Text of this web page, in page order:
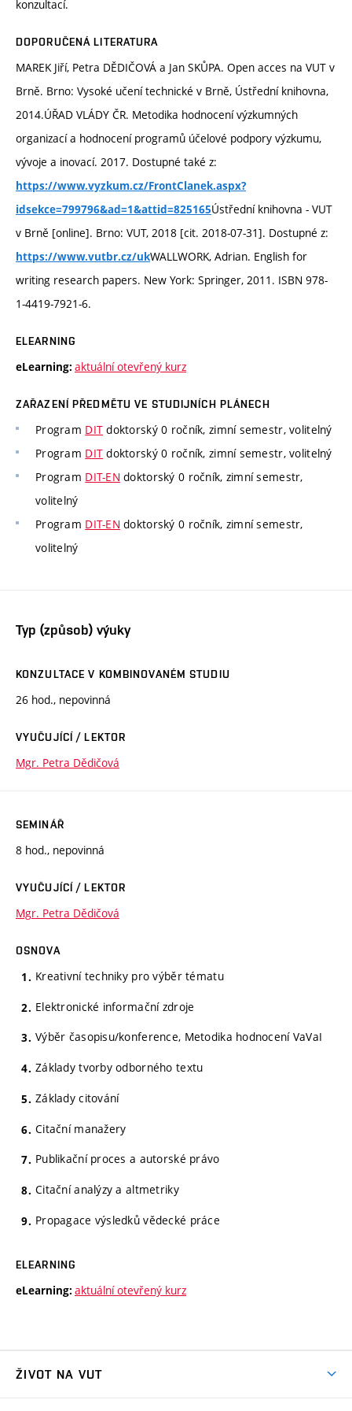
konzultací.
DOPORUČENÁ LITERATURA
MAREK Jiří, Petra DĚDIČOVÁ a Jan SKŮPA. Open acces na VUT v
Brně. Brno: Vysoké učení technické v Brně, Ústřední knihovna,
2014.ÚŘAD VLÁDY ČR. Metodika hodnocení výzkumných
organizací a hodnocení programů účelové podpory výzkumu,
vývoje a inovací. 2017. Dostupné také z:
https://www.vyzkum.cz/FrontClanek.aspx?
idsekce=799796&ad=1&attid=825165Ústřední knihovna - VUT
v Brně [online]. Brno: VUT, 2018 [cit. 2018-07-31]. Dostupné z:
https://www.vutbr.cz/ukWALLWORK, Adrian. English for
writing research papers. New York: Springer, 2011. ISBN 978-
1-4419-7921-6.
ELEARNING
eLearning: aktuální otevřený kurz
ZAŘAZENÍ PŘEDMĚTU VE STUDIJNÍCH PLÁNECH
Program DIT doktorský 0 ročník, zimní semestr, volitelný
Program DIT doktorský 0 ročník, zimní semestr, volitelný
Program DIT-EN doktorský 0 ročník, zimní semestr,
volitelný
Program DIT-EN doktorský 0 ročník, zimní semestr,
volitelný
Typ (způsob) výuky
KONZULTACE V KOMBINOVANÉM STUDIU
26 hod., nepovinná
VYUČUJÍCÍ / LEKTOR
Mgr. Petra Dědičová
SEMINÁŘ
8 hod., nepovinná
VYUČUJÍCÍ / LEKTOR
Mgr. Petra Dědičová
OSNOVA
Kreativní techniky pro výběr tématu
Elektronické informační zdroje
Výběr časopisu/konference, Metodika hodnocení VaVaI
Základy tvorby odborného textu
Základy citování
Citační manažery
Publikační proces a autorské právo
Citační analýzy a altmetriky
Propagace výsledků vědecké práce
ELEARNING
eLearning: aktuální otevřený kurz
ŽIVOT NA VUT